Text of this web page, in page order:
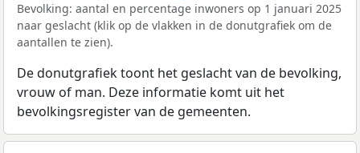
Bevolking: aantal en percentage inwoners op 1 januari 2025
naar geslacht (klik op de vlakken in de donutgrafiek om de
aantallen te zien).
De donutgrafiek toont het geslacht van de bevolking,
vrouw of man. Deze informatie komt uit het
bevolkingsregister van de gemeenten.